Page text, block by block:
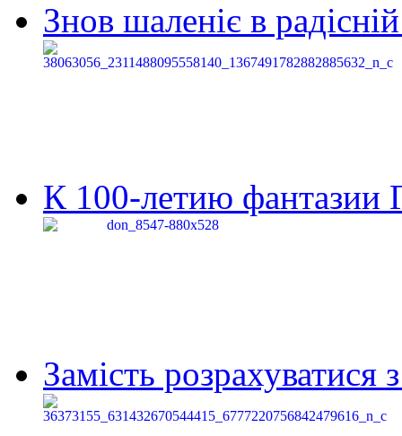
Знов шаленіє в
К 100-летию фантазии
Замість